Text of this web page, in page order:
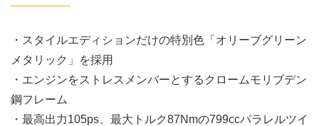
・スタイルエディションだけの特別色「オリーブグリーン
メタリック」を採用
・エンジンをストレスメンバーとするクロームモリブデン
鋼フレーム
・最高出力105ps、最大トルク87Nmの799ccパラレルツイ